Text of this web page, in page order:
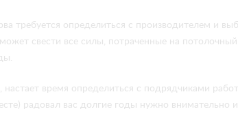
требуется определиться с производителем и
свести все силы, потраченные на
время определиться с подрядчиками
радовал вас долгие годы нужно внимательно